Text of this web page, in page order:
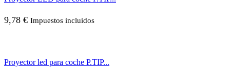
9,78 € Impuestos incluidos
Proyector led para coche P.TIP...